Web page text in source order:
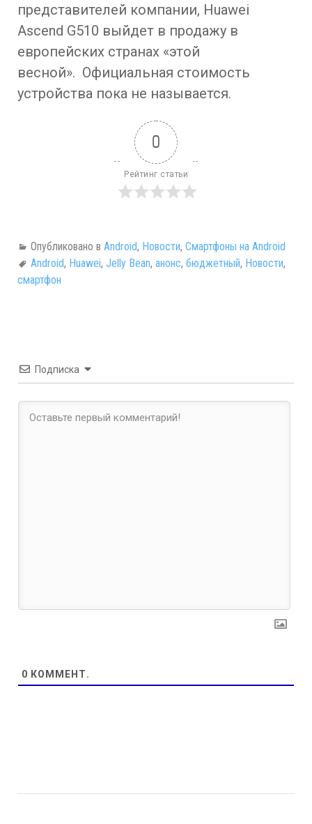
представителей компании, Huawei
Ascend G510 выйдет в продажу в
европейских странах «этой
весной». Официальная стоимость
устройства пока не называется.
0
Рейтинг статьи
Опубликовано в Android, Новости, Смартфоны на Android
Android, Huawei, Jelly Bean, анонс, бюджетный, Новости,
смартфон
Подписка
0 КОММЕНТ.